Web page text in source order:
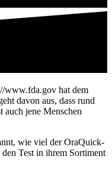
www.fda.gov hat dem
davon aus, dass rund
jene Menschen
wie viel der OraQuick-
Test in ihrem Sortiment